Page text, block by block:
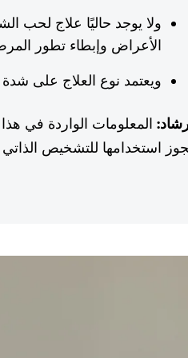
ولا يوجد حاليًا علاج لحب
الأعراض وإبطاء تطور
ويعتمد نوع العلاج على
المعلومات الواردة في
استخدامها للتشخيص الذاتي